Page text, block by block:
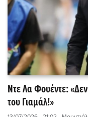
Ντε Λα Φουέντε:
του Γιαμάλ!»